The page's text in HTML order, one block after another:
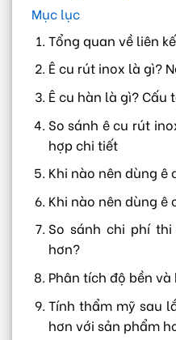
Mục lục
Tổng quan về liên
Ê cu rút inox là gì?
Ê cu hàn là gì? Cấu
So sánh ê cu rút
hợp chi tiết
Khi nào nên dùng ê
Khi nào nên dùng ê
So sánh chi phí
hơn?
Phân tích độ bền
Tính thẩm mỹ sau
hơn với sản phẩm